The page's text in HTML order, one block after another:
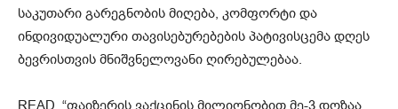
საკუთარი გარეგნობის მიღება, კომფორტი და
ინდივიდუალური თავისებურებების პატივისცემა დღეს
ბევრისთვის მნიშვნელოვანი ღირებულებაა.
READ “ფაიზერის ვაქცინის მილიონობით მე-3 დოზაა